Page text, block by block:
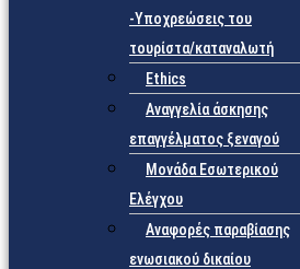
-Υποχρεώσεις του
τουρίστα/καταναλωτή
Ethics
Αναγγελία άσκησης
επαγγέλματος ξεναγού
Μονάδα Εσωτερικού
Ελέγχου
Αναφορές παραβίασης
ενωσιακού δικαίου